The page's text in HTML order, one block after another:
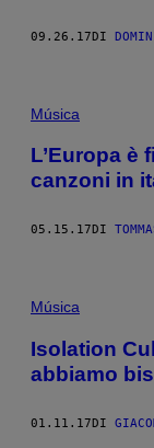
09.26.17DI
Música
L’Europa è
canzoni in
05.15.17 DI
Música
Isolation
abbiamo
01.11.17DI